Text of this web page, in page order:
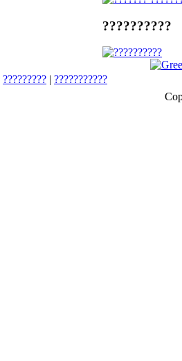
??????????
????????? | ???????????